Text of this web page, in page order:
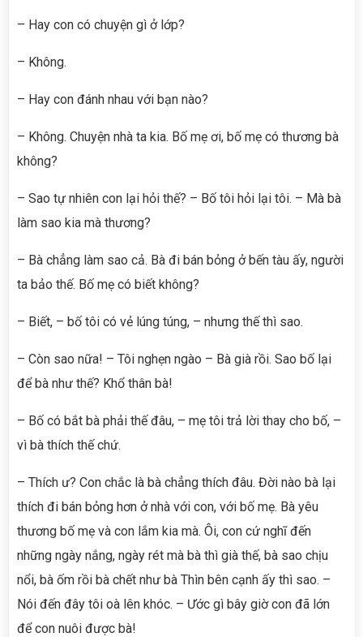
– Hay con có chuyện gì ở lớp?
– Không.
– Hay con đánh nhau với bạn nào?
– Không. Chuyện nhà ta kia. Bố mẹ ơi, bố mẹ có thương bà
không?
– Sao tự nhiên con lại hỏi thế? – Bố tôi hỏi lại tôi. – Mà bà
làm sao kia mà thương?
– Bà chẳng làm sao cả. Bà đi bán bỏng ở bến tàu ấy, người
ta bảo thế. Bố mẹ có biết không?
– Biết, – bố tôi có vẻ lúng túng, – nhưng thế thì sao.
– Còn sao nữa! – Tôi nghẹn ngào – Bà già rồi. Sao bố lại
để bà như thế? Khổ thân bà!
– Bố có bắt bà phải thế đâu, – mẹ tôi trả lời thay cho bố, –
vì bà thích thế chứ.
– Thích ư? Con chắc là bà chẳng thích đâu. Đời nào bà lại
thích đi bán bỏng hơn ở nhà với con, với bố mẹ. Bà yêu
thương bố mẹ và con lắm kia mà. Ôi, con cứ nghĩ đến
những ngày nắng, ngày rét mà bà thì già thế, bà sao chịu
nổi, bà ốm rồi bà chết như bà Thìn bên cạnh ấy thì sao. –
Nói đến đây tôi oà lên khóc. – Ước gì bây giờ con đã lớn
để con nuôi được bà!